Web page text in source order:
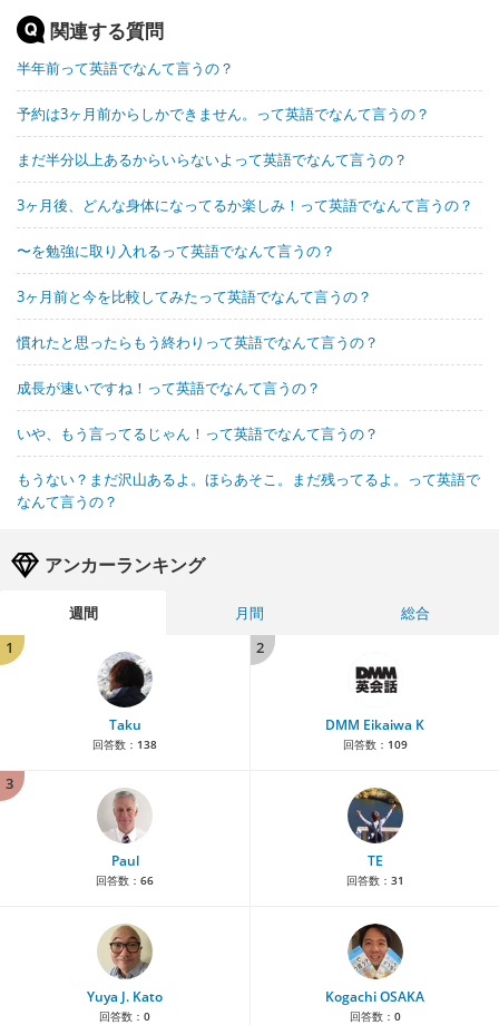
関連する質問
半年前って英語でなんて言うの？
予約は3ヶ月前からしかできません。って英語でなんて言うの？
まだ半分以上あるからいらないよって英語でなんて言うの？
3ヶ月後、どんな身体になってるか楽しみ！って英語でなんて言うの？
〜を勉強に取り入れるって英語でなんて言うの？
3ヶ月前と今を比較してみたって英語でなんて言うの？
慣れたと思ったらもう終わりって英語でなんて言うの？
成長が速いですね！って英語でなんて言うの？
いや、もう言ってるじゃん！って英語でなんて言うの？
もうない？まだ沢山あるよ。ほらあそこ。まだ残ってるよ。って英語で
なんて言うの？
アンカーランキング
週間 月間
総合
1
Taku
回答数： 138
2
DMM Eikaiwa K
回答数： 109
3
Paul
回答数： 66
TE
回答数： 31
Yuya J. Kato
回答数： 0
Kogachi OSAKA
回答数： 0